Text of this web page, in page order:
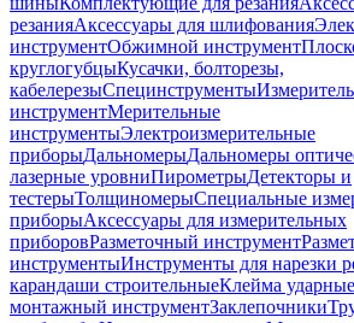
резанияАксессуары для шлифования
инструментОбжимной инструмент
круглогубцыКусачки, болторезы,
кабелерезыСпецинструменты
инструментМерительные
инструментыЭлектроизмерительные
приборыДальномерыДальномеры
лазерные уровниПирометрыДетекторы и
тестерыТолщиномерыСпециальные
приборыАксессуары для измерительных
приборовРазметочный инструмент
инструментыИнструменты для нарезки
карандаши строительныеКлейма ударные
монтажный инструментЗаклепочники